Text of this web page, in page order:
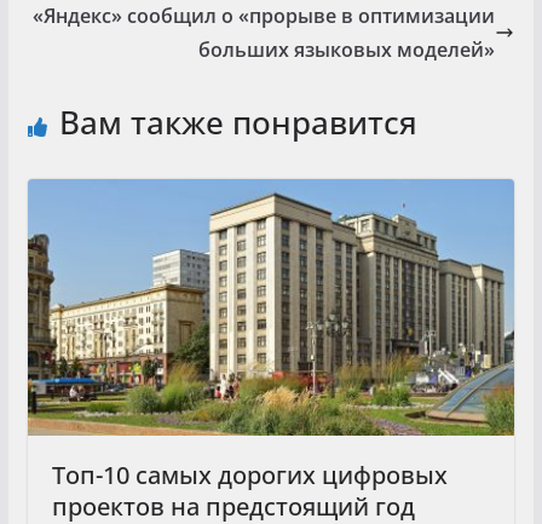
«Яндекс» сообщил о «прорыве в оптимизации
больших языковых моделей»
Вам также понравится
Топ-10 самых дорогих цифровых
проектов на предстоящий год